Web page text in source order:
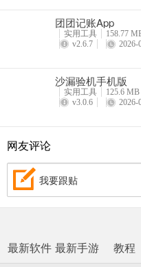
团团记账App
实用工具
158.77
v2.6.7
2026-
沙漏验机手机版
实用工具
125.6 MB
v3.0.6
2026-
网友评论
我要跟贴
最新软件 最新手游 教程